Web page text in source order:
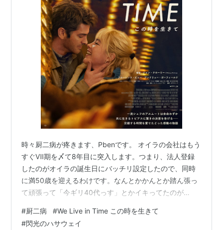
時々厨二病が疼きます、Pbenです。 オイラの会社はもう
すぐⅦ期を〆て8年目に突入します。つまり、法人登録
したのがオイラの誕生日にバッチリ設定したので、同時
に満50歳を迎えるわけです。なんとかかんとか踏ん張っ
て頑張って「今ギリ40代っす」とかイキってたのが
て一切実際思ってるわけでもなく、周囲の先輩アニキた
ちが続々と”国民年金払わなくてよくなっちゃった年齢”を
#厨二病 #We Live in Time この時を生きて
#閃光のハサウェイ